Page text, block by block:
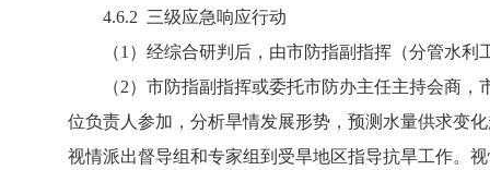
4.6.2 三级应急响应行动
（1）经综合研判后，由市防指副指挥（分管水利
（2）市防指副指挥或委托市防办主任主持会商，
位负责人参加，分析旱情发展形势，预测水量供求变
视情派出督导组和专家组到受旱地区指导抗旱工作。